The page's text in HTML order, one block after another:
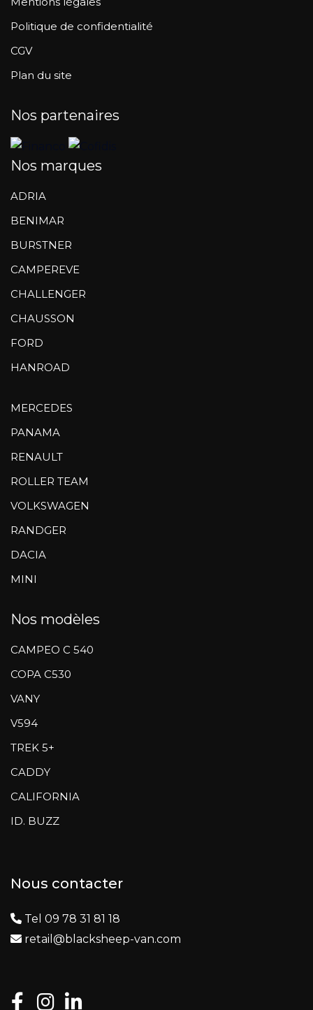
Politique de confidentialité
CGV
Plan du site
Nos partenaires
Nos marques
ADRIA
BENIMAR
BURSTNER
CAMPEREVE
CHALLENGER
CHAUSSON
FORD
HANROAD
MERCEDES
PANAMA
RENAULT
ROLLER TEAM
VOLKSWAGEN
RANDGER
DACIA
MINI
Nos modèles
CAMPEO C 540
COPA C530
VANY
V594
TREK 5+
CADDY
CALIFORNIA
ID. BUZZ
Nous contacter
Tel 09 78 31 81 18
retail@blacksheep-van.com